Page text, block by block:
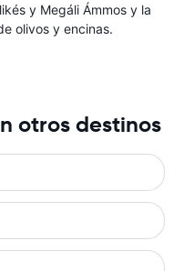
y Megáli Ámmos y la
olivos y encinas.
otros destinos